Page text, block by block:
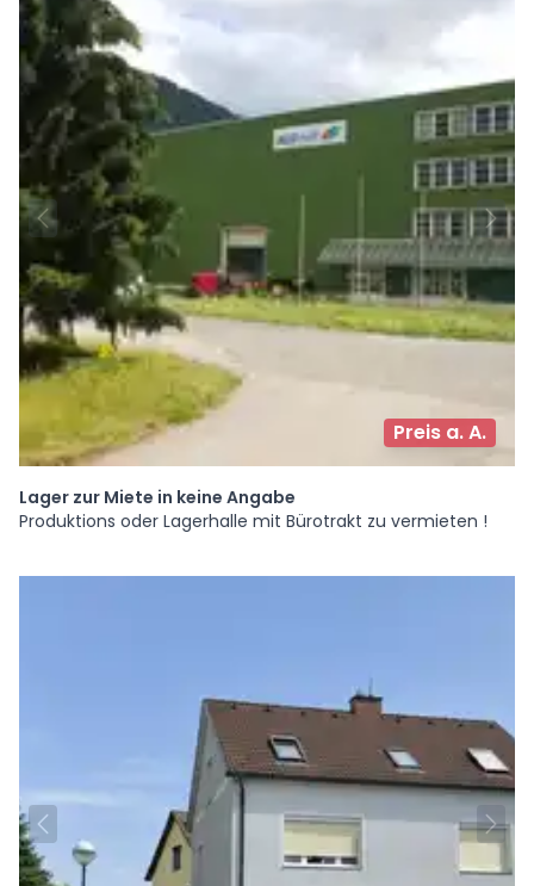
Preis a. A.
Lager zur Miete in keine Angabe
Produktions oder Lagerhalle mit Bürotrakt zu vermieten !